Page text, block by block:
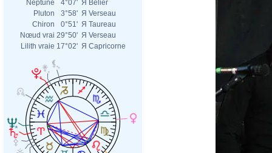
Neptune
4°07' Я Bélier
Pluton
3°58' Я Verseau
Chiron
0°51' Я Taureau
Nœud vrai 29°50' Я Verseau
Lilith vraie 17°02' Я Capricorne